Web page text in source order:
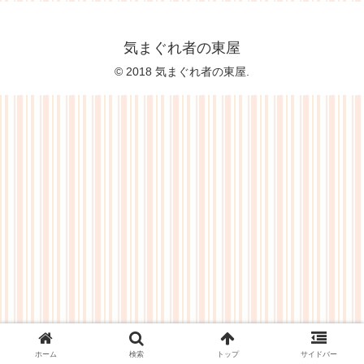
気まぐれ者の東屋
© 2018 気まぐれ者の東屋.
ホーム 検索 トップ サイドバー